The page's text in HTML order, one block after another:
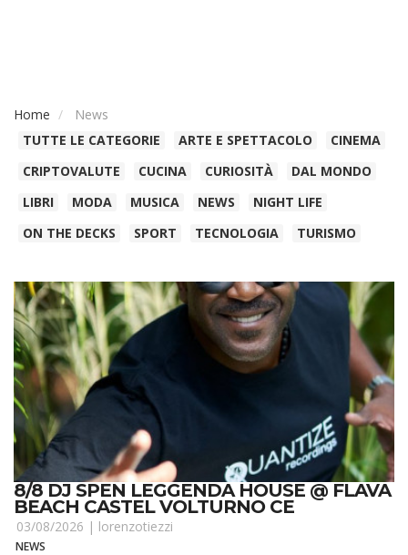
Home
News
TUTTE LE CATEGORIE
ARTE E SPETTACOLO
CINEMA
CRIPTOVALUTE
CUCINA CURIOSITÀ
DAL MONDO
LIBRI
MODA MUSICA NEWS
NIGHT LIFE
ON THE DECKS
SPORT TECNOLOGIA TURISMO
8/8 DJ SPEN LEGGENDA HOUSE @ FLAVA
BEACH CASTEL VOLTURNO CE
03/08/2026 | lorenzotiezzi
NEWS